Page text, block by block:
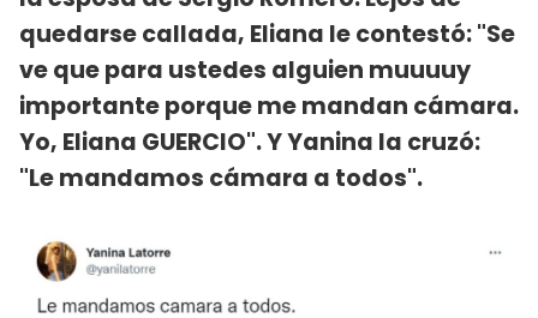
quedarse callada, Eliana le contestó: "Se
ve que para ustedes alguien muuuuy
importante porque me mandan cámara.
Yo, Eliana GUERCIO". Y Yanina la cruzó:
"Le mandamos cámara a todos".